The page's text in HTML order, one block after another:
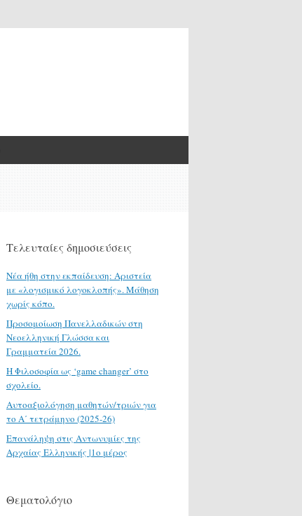
Τελευταίες δημοσιεύσεις
Νέα ήθη στην εκπαίδευση: Αριστεία
με «λογισμικό λογοκλοπής». Μάθηση
χωρίς κόπο.
Προσομοίωση Πανελλαδικών στη
Νεοελληνική Γλώσσα και
Γραμματεία 2026.
H Φιλοσοφία ως ‘game changer’ στο
σχολείο.
Αυτοαξιολόγηση μαθητών/τριών για
το Α΄ τετράμηνο (2025-26)
Επανάληψη στις Αντωνυμίες της
Αρχαίας Ελληνικής |1ο μέρος
Θεματολόγιο